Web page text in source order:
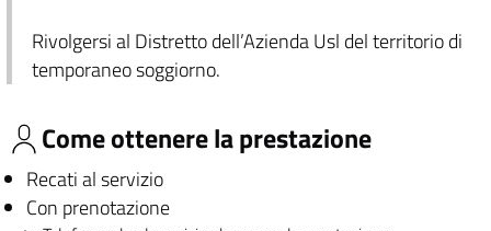
Rivolgersi al Distretto dell’Azienda Usl del territorio di
temporaneo soggiorno.
Come ottenere la prestazione
Recati al servizio
Con prenotazione